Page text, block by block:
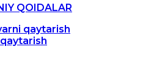
QOIDALAR
qaytarish